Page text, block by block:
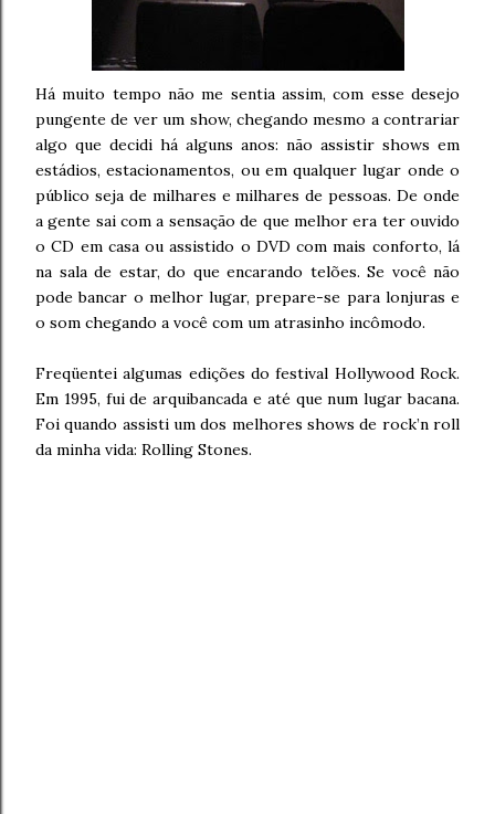
Há muito tempo não me sentia assim, com esse desejo
pungente de ver um show, chegando mesmo a contrariar
algo que decidi há alguns anos: não assistir shows em
estádios, estacionamentos, ou em qualquer lugar onde o
público seja de milhares e milhares de pessoas. De onde
a gente sai com a sensação de que melhor era ter ouvido
o CD em casa ou assistido o DVD com mais conforto, lá
na sala de estar, do que encarando telões. Se você não
pode bancar o melhor lugar, prepare-se para lonjuras e
o som chegando a você com um atrasinho incômodo.
Freqüentei algumas edições do festival Hollywood Rock.
Em 1995, fui de arquibancada e até que num lugar bacana.
Foi quando assisti um dos melhores shows de rock’n roll
da minha vida: Rolling Stones.